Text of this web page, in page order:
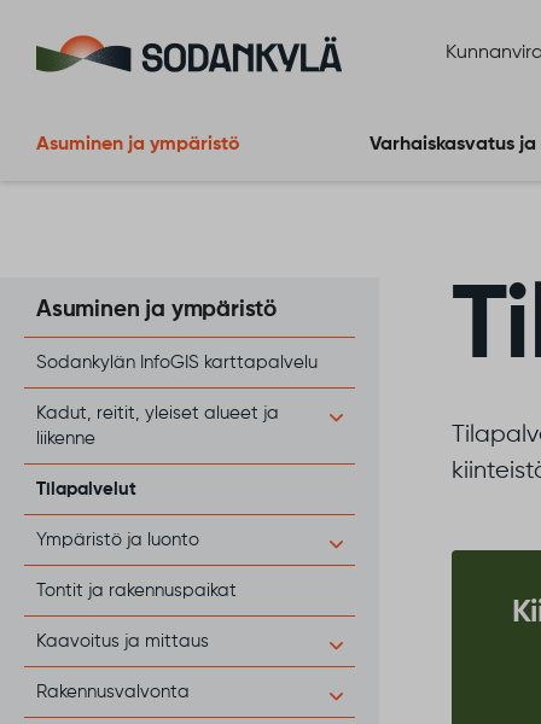
Asuminen ja ympäristö Varhaiskasvatus ja
Asuminen ja ympäristö
Sodankylän InfoGIS karttapalvelu
Kadut, reitit, yleiset alueet ja
liikenne
Tilapalvelut
Ympäristö ja luonto
Tontit ja rakennuspaikat
Kaavoitus ja mittaus
Rakennusvalvonta